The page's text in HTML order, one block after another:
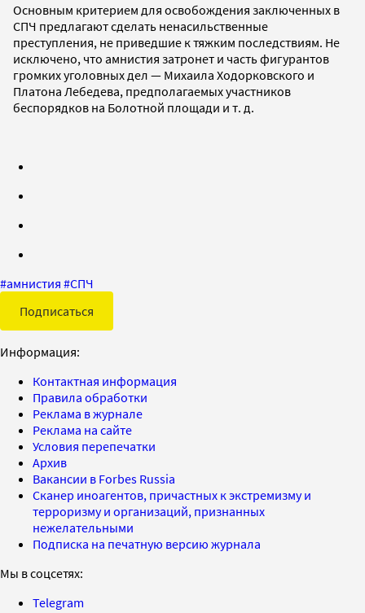
Основным критерием для освобождения заключенных в
СПЧ предлагают сделать ненасильственные
преступления, не приведшие к тяжким последствиям. Не
исключено, что амнистия затронет и часть фигурантов
громких уголовных дел — Михаила Ходорковского и
Платона Лебедева, предполагаемых участников
беспорядков на Болотной площади и т. д.
#амнистия #СПЧ
Подписаться
Информация:
Контактная информация
Правила обработки
Реклама в журнале
Реклама на сайте
Условия перепечатки
Архив
Вакансии в Forbes Russia
Сканер иноагентов, причастных к экстремизму и
терроризму и организаций, признанных
нежелательными
Подписка на печатную версию журнала
Мы в соцсетях:
Telegram